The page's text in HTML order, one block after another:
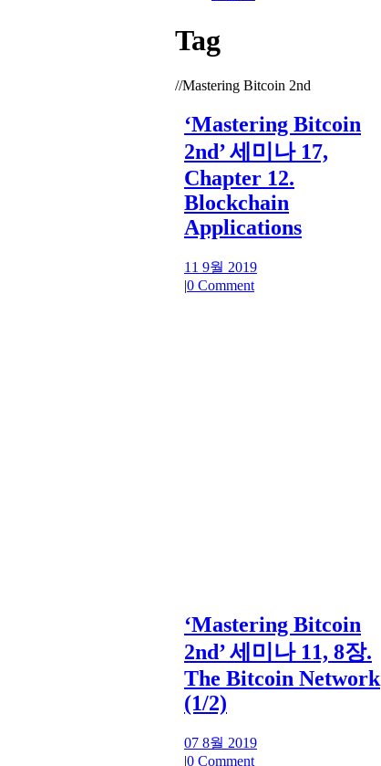
Tag
//Mastering Bitcoin 2nd
‘Mastering Bitcoin
2nd’ 세미나 17,
Chapter 12.
Blockchain
Applications
11 9월 2019
|0 Comment
‘Mastering Bitcoin
2nd’ 세미나 11, 8장.
The Bitcoin Network
(1/2)
07 8월 2019
|0 Comment